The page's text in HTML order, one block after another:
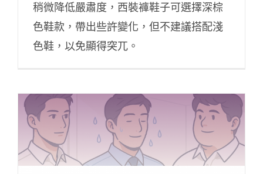
稍微降低嚴肅度，西裝褲鞋子可選擇深棕
色鞋款，帶出些許變化，但不建議搭配淺
色鞋，以免顯得突兀。